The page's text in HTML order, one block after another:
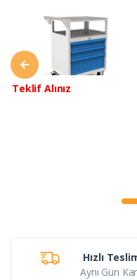
Teklif Alınız
Hızlı
Aynı Gün